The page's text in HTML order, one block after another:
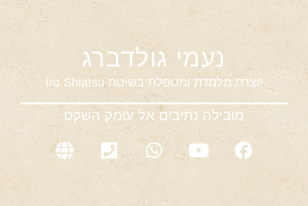
נעמי גולדברג
יוצרת מלמדת ומטפלת בשיטתIro Shiatsu
מובילה נתיבים אל עומק השקט